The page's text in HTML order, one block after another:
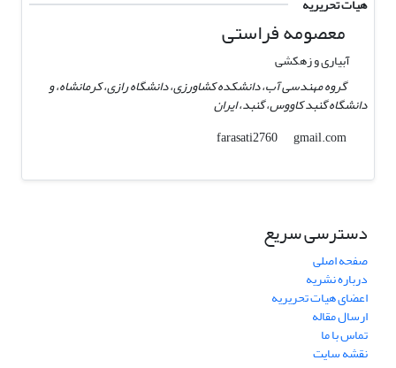
معصومه فراستی
آبیاری و زهکشی
گروه مهندسی آب، دانشکده کشاورزی، دانشگاه رازی، کرمانشاه، و
دانشگاه گنبد کاووس، گنبد، ایران
farasati2760
gmail.com
دسترسی سریع
صفحه اصلی
درباره نشریه
اعضای هیات تحریریه
ارسال مقاله
تماس با ما
نقشه سایت